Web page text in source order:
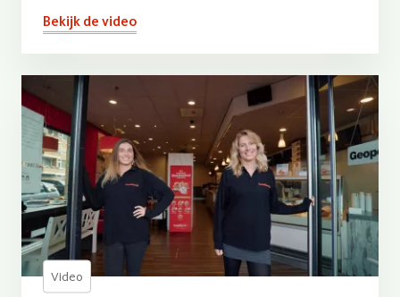
Bekijk de video
Video